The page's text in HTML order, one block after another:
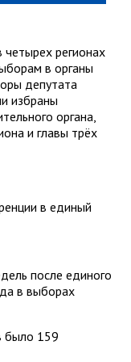
четырех регионах
в органы
депутата
избраны
органа,
и главы трёх
в единый
после единого
в выборах
было 159